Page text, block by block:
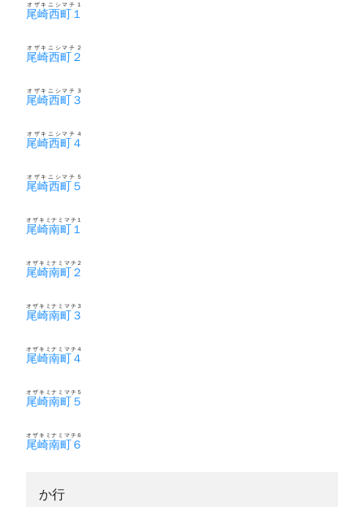
尾崎西町１
オザキニシマチ１
尾崎西町２
オザキニシマチ２
尾崎西町３
オザキニシマチ３
尾崎西町４
オザキニシマチ４
尾崎西町５
オザキニシマチ５
尾崎南町１
オザキミナミマチ１
尾崎南町２
オザキミナミマチ２
尾崎南町３
オザキミナミマチ３
尾崎南町４
オザキミナミマチ４
尾崎南町５
オザキミナミマチ５
尾崎南町６
オザキミナミマチ６
か行